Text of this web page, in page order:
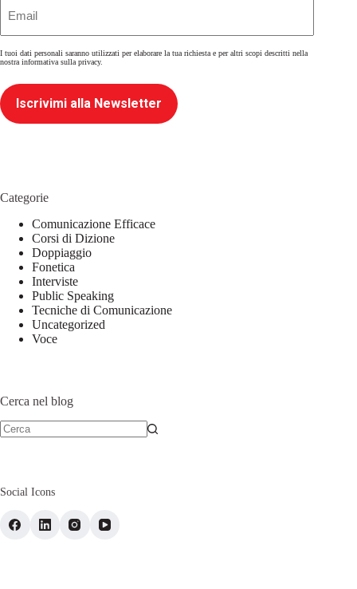
I tuoi dati personali saranno utilizzati per elaborare la tua richiesta e per altri scopi descritti nella
nostra informativa sulla privacy.
Iscrivimi alla Newsletter
Categorie
Comunicazione Efficace
Corsi di Dizione
Doppiaggio
Fonetica
Interviste
Public Speaking
Tecniche di Comunicazione
Uncategorized
Voce
Cerca nel blog
Social Icons